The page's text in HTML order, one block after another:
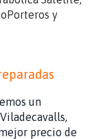
y
un
precio de